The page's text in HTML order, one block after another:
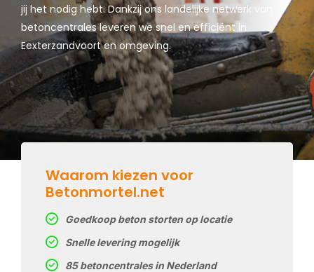
jij het nodig hebt. Dankzij ons landelijke netwerk van
betoncentrales leveren we snel en efficiënt in
Eexterzandvoort en omgeving.
Waarom kiezen voor
Betonmortel.net
Goedkoop beton storten op locatie
Snelle levering mogelijk
85 betoncentrales in Nederland